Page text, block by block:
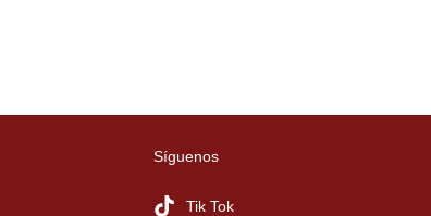
Síguenos
Tik Tok